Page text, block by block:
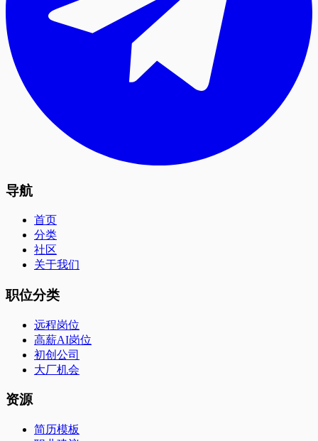
导航
首页
分类
社区
关于我们
职位分类
远程岗位
高薪AI岗位
初创公司
大厂机会
资源
简历模板